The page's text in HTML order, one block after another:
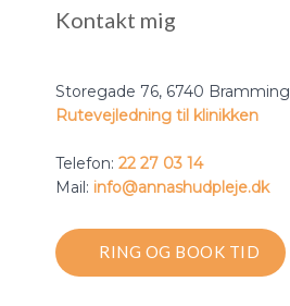
Kontakt mig
Storegade 76, ​6740 Bramming
Rutevejledning til klinikken
​​Telefon:22 27 03 14
Mail: ​info@annashudpleje.dk
RING OG BOOK​ TID